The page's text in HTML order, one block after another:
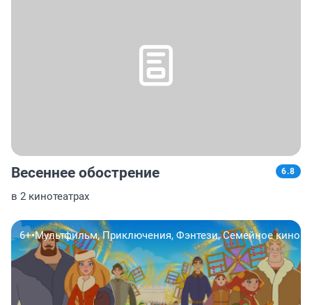
Весеннее обострение 6.8
в 2 кинотеатрах
6+•Мультфильм, Приключения, Фэнтези, Семейное кино